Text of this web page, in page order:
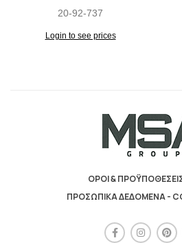
20-92-737
Login to see prices
ΟΡΟΙ &
ΠΡΟΣΩΠΙΚΑ ΔΕΔΟΜΕΝΑ -